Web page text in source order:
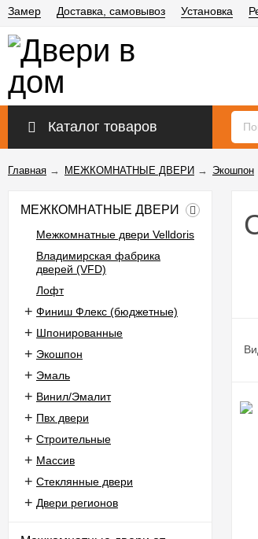
Замер Доставка, самовывоз Установка
Каталог товаров
Главная → МЕЖКОМНАТНЫЕ ДВЕРИ → Экошпон
МЕЖКОМНАТНЫЕ ДВЕРИ
Межкомнатные двери Velldoris
Владимирская фабрика
дверей (VFD)
Лофт
Финиш Флекс (бюджетные)
Шпонированные
Экошпон
Эмаль
Винил/Эмалит
Пвх двери
Строительные
Массив
Стеклянные двери
Двери регионов